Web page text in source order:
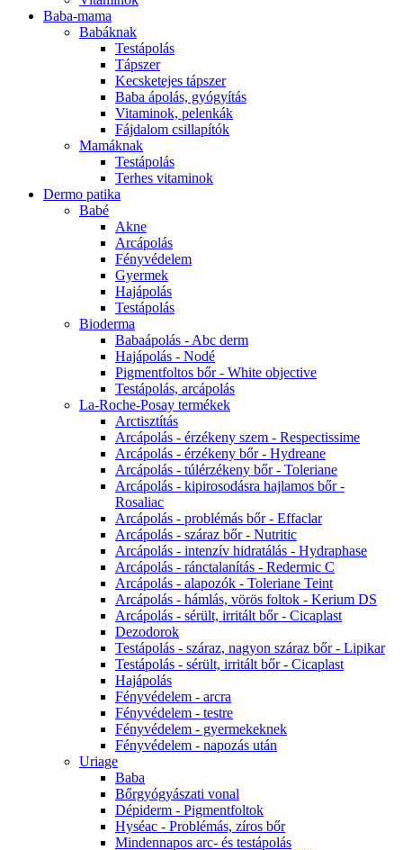
Baba-mama
Babáknak
Testápolás
Tápszer
Kecsketejes tápszer
Baba ápolás, gyógyítás
Vitaminok, pelenkák
Fájdalom csillapítók
Mamáknak
Testápolás
Terhes vitaminok
Dermo patika
Babé
Akne
Arcápolás
Fényvédelem
Gyermek
Hajápolás
Testápolás
Bioderma
Babaápolás - Abc derm
Hajápolás - Nodé
Pigmentfoltos bőr - White objective
Testápolás, arcápolás
La-Roche-Posay termékek
Arctisztítás
Arcápolás - érzékeny szem - Respectissime
Arcápolás - érzékeny bőr - Hydreane
Arcápolás - túlérzékeny bőr - Toleriane
Arcápolás - kipirosodásra hajlamos bőr -
Rosaliac
Arcápolás - problémás bőr - Effaclar
Arcápolás - száraz bőr - Nutritic
Arcápolás - intenzív hidratálás - Hydraphase
Arcápolás - ránctalanítás - Redermic C
Arcápolás - alapozók - Toleriane Teint
Arcápolás - hámlás, vörös foltok - Kerium DS
Arcápolás - sérült, irritált bőr - Cicaplast
Dezodorok
Testápolás - száraz, nagyon száraz bőr - Lipikar
Testápolás - sérült, irritált bőr - Cicaplast
Hajápolás
Fényvédelem - arcra
Fényvédelem - testre
Fényvédelem - gyermekeknek
Fényvédelem - napozás után
Uriage
Baba
Bőrgyógyászati vonal
Dépiderm - Pigmentfoltok
Hyséac - Problémás, zíros bőr
Mindennapos arc- és testápolás